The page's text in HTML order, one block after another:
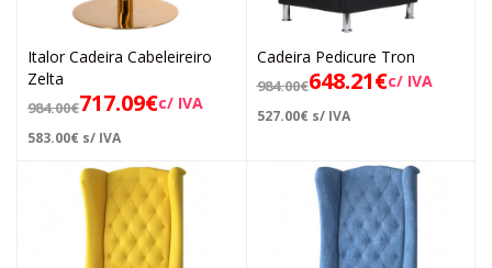
Italor Cadeira Cabeleireiro
Zelta
984.00€717.09€c/ IVA
583.00€ s/ IVA
Cadeira Pedicure Tron
984.00€648.21€c/ IVA
527.00€ s/ IVA